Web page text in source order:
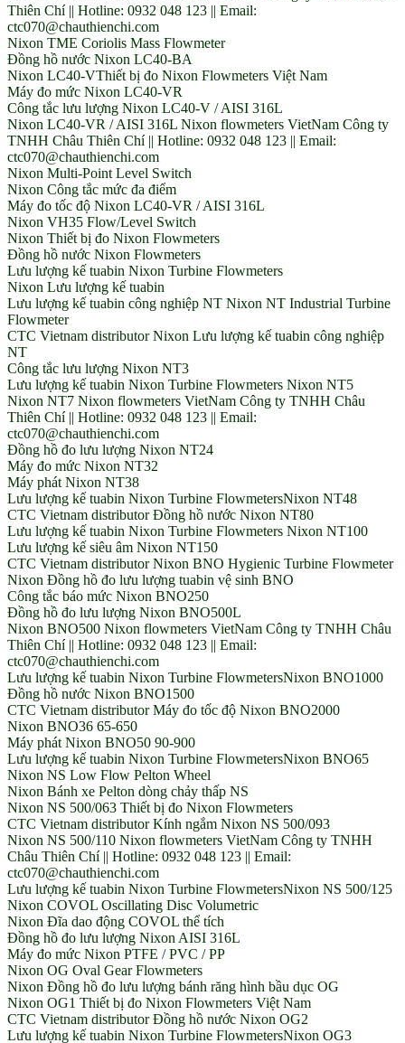
Thiên Chí || Hotline: 0932 048 123 || Email:
ctc070@chauthienchi.com
Nixon TME Coriolis Mass Flowmeter
Đồng hồ nước Nixon LC40-BA
Nixon LC40-VThiết bị đo Nixon Flowmeters Việt Nam
Máy đo mức Nixon LC40-VR
Công tắc lưu lượng Nixon LC40-V / AISI 316L
Nixon LC40-VR / AISI 316L Nixon flowmeters VietNam Công ty
TNHH Châu Thiên Chí || Hotline: 0932 048 123 || Email:
ctc070@chauthienchi.com
Nixon Multi-Point Level Switch
Nixon Công tắc mức đa điểm
Máy đo tốc độ Nixon LC40-VR / AISI 316L
Nixon VH35 Flow/Level Switch
Nixon Thiết bị đo Nixon Flowmeters
Đồng hồ nước Nixon Flowmeters
Lưu lượng kế tuabin Nixon Turbine Flowmeters
Nixon Lưu lượng kế tuabin
Lưu lượng kế tuabin công nghiệp NT Nixon NT Industrial Turbine
Flowmeter
CTC Vietnam distributor Nixon Lưu lượng kế tuabin công nghiệp
NT
Công tắc lưu lượng Nixon NT3
Lưu lượng kế tuabin Nixon Turbine Flowmeters Nixon NT5
Nixon NT7 Nixon flowmeters VietNam Công ty TNHH Châu
Thiên Chí || Hotline: 0932 048 123 || Email:
ctc070@chauthienchi.com
Đồng hồ đo lưu lượng Nixon NT24
Máy đo mức Nixon NT32
Máy phát Nixon NT38
Lưu lượng kế tuabin Nixon Turbine FlowmetersNixon NT48
CTC Vietnam distributor Đồng hồ nước Nixon NT80
Lưu lượng kế tuabin Nixon Turbine Flowmeters Nixon NT100
Lưu lượng kế siêu âm Nixon NT150
CTC Vietnam distributor Nixon BNO Hygienic Turbine Flowmeter
Nixon Đồng hồ đo lưu lượng tuabin vệ sinh BNO
Công tắc báo mức Nixon BNO250
Đồng hồ đo lưu lượng Nixon BNO500L
Nixon BNO500 Nixon flowmeters VietNam Công ty TNHH Châu
Thiên Chí || Hotline: 0932 048 123 || Email:
ctc070@chauthienchi.com
Lưu lượng kế tuabin Nixon Turbine FlowmetersNixon BNO1000
Đồng hồ nước Nixon BNO1500
CTC Vietnam distributor Máy đo tốc độ Nixon BNO2000
Nixon BNO36 65-650
Máy phát Nixon BNO50 90-900
Lưu lượng kế tuabin Nixon Turbine FlowmetersNixon BNO65
Nixon NS Low Flow Pelton Wheel
Nixon Bánh xe Pelton dòng chảy thấp NS
Nixon NS 500/063 Thiết bị đo Nixon Flowmeters
CTC Vietnam distributor Kính ngắm Nixon NS 500/093
Nixon NS 500/110 Nixon flowmeters VietNam Công ty TNHH
Châu Thiên Chí || Hotline: 0932 048 123 || Email:
ctc070@chauthienchi.com
Lưu lượng kế tuabin Nixon Turbine FlowmetersNixon NS 500/125
Nixon COVOL Oscillating Disc Volumetric
Nixon Đĩa dao động COVOL thể tích
Đồng hồ đo lưu lượng Nixon AISI 316L
Máy đo mức Nixon PTFE / PVC / PP
Nixon OG Oval Gear Flowmeters
Nixon Đồng hồ đo lưu lượng bánh răng hình bầu dục OG
Nixon OG1 Thiết bị đo Nixon Flowmeters Việt Nam
CTC Vietnam distributor Đồng hồ nước Nixon OG2
Lưu lượng kế tuabin Nixon Turbine FlowmetersNixon OG3